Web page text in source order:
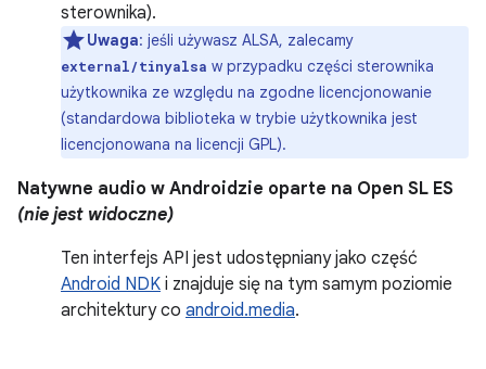
sterownika).
Uwaga: jeśli używasz ALSA, zalecamy
external/tinyalsa w przypadku części sterownika
użytkownika ze względu na zgodne licencjonowanie
(standardowa biblioteka w trybie użytkownika jest
licencjonowana na licencji GPL).
Natywne audio w Androidzie oparte na Open SL ES
(nie jest widoczne)
Ten interfejs API jest udostępniany jako część
Android NDK i znajduje się na tym samym poziomie
architektury co android.media.